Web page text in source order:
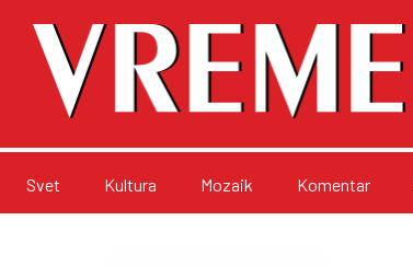
Svet Kultura Mozaik Komentar